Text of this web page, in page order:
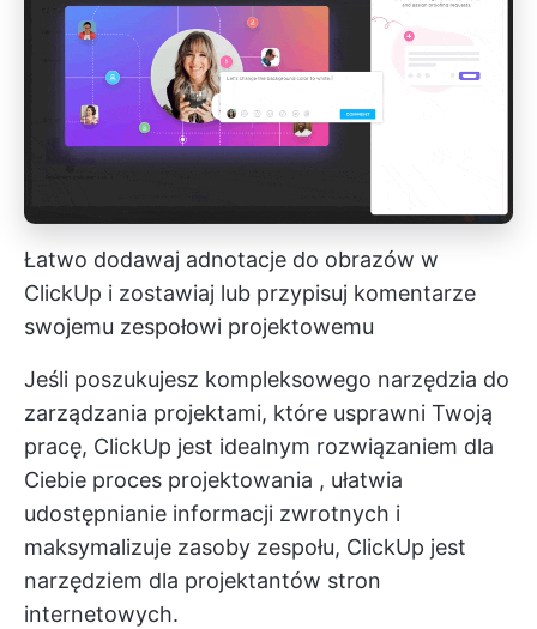
Łatwo dodawaj adnotacje do obrazów w
ClickUp i zostawiaj lub przypisuj komentarze
swojemu zespołowi projektowemu
Jeśli poszukujesz kompleksowego narzędzia do
zarządzania projektami, które usprawni Twoją
pracę, ClickUp jest idealnym rozwiązaniem dla
Ciebie proces projektowania , ułatwia
udostępnianie informacji zwrotnych i
maksymalizuje zasoby zespołu, ClickUp jest
narzędziem dla projektantów stron
internetowych.